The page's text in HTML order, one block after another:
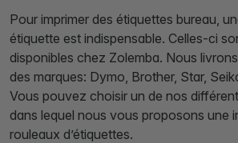
Pour imprimer des étiquettes bureau,
étiquette est indispensable. Celles-ci
disponibles chez Zolemba. Nous
des marques: Dymo, Brother, Star,
Vous pouvez choisir un de nos
dans lequel nous vous proposons une
rouleaux d’étiquettes.